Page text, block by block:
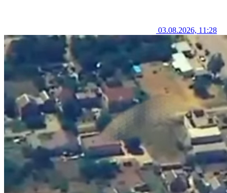
03.08.2026, 11:28